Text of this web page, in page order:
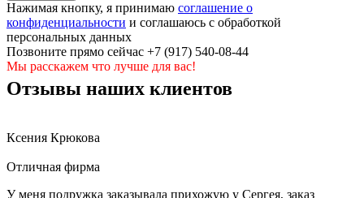
Нажимая кнопку, я принимаю соглашение о
конфиденциальности и соглашаюсь с обработкой
персональных данных
Позвоните прямо сейчас +7 (917) 540-08-44
Мы расскажем что лучше для вас!
Отзывы наших клиентов
Ксения Крюкова
Отличная фирма
У меня подружка заказывала прихожую у Сергея, заказ